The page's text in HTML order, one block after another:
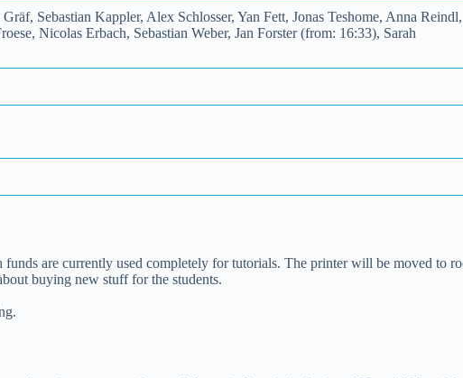
Sebastian Kappler, Alex Schlosser, Yan Fett, Jonas Teshome, Anna Reindl,
Nicolas Erbach, Sebastian Weber, Jan Forster (from: 16:33), Sarah
funds are currently used completely for tutorials. The printer will be moved to
buying new stuff for the students.